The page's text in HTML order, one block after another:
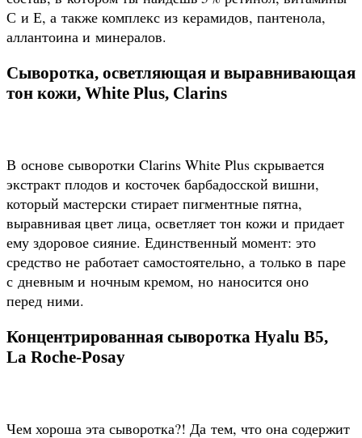
С и Е, а также комплекс из керамидов, пантенола,
аллантоина и минералов.
Сыворотка, осветляющая и выравнивающая
тон кожи, White Plus, Clarins
В основе сыворотки Clarins White Plus скрывается
экстракт плодов и косточек барбадосской вишни,
который мастерски стирает пигментные пятна,
выравнивая цвет лица, осветляет тон кожи и придает
ему здоровое сияние. Единственный момент: это
средство не работает самостоятельно, а только в паре
с дневным и ночным кремом, но наносится оно
перед ними.
Концентрированная сыворотка Hyalu B5,
La Roche-Posay
Чем хороша эта сыворотка?! Да тем, что она содержит